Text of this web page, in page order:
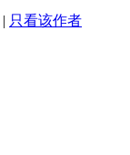
| 只看该作者